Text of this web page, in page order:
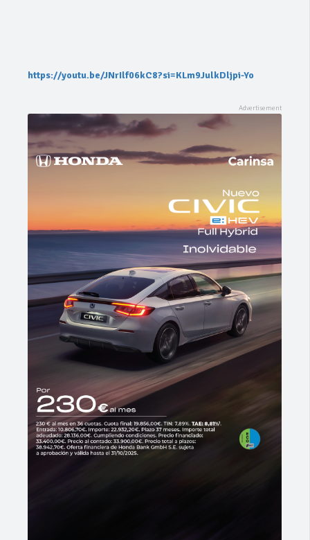
https://youtu.be/JNrIlf06kC8?si=KLm9JulkDljpi-Yo